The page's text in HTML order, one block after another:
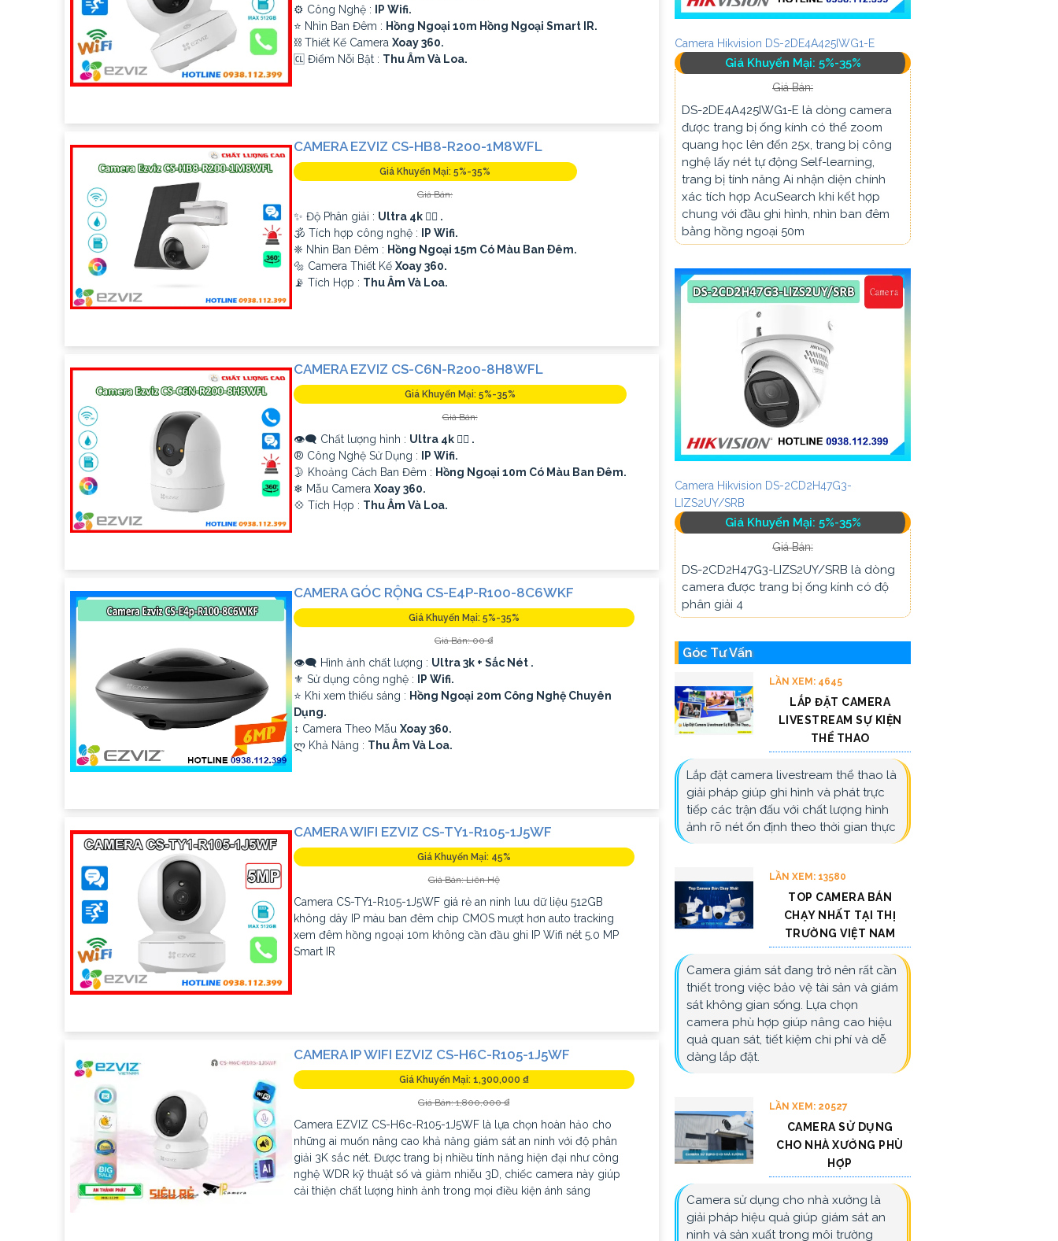
⚙ Công Nghệ :
IP Wifi.
⭐ Nhìn Ban Đêm : Hồng Ngoại 10m Hồng Ngoại Smart IR.
⛓ Thiết Kế Camera Xoay 360.
️🆑 Điểm Nỗi Bật : Thu Âm Và Loa.
CAMERA EZVIZ CS-HB8-R200-1M8WFL
Giá Khuyến Mại: 5%-35%
Giá Bán:
✨ Độ Phân giải : Ultra 4k 👍🏾 .
🕉️ Tích hợp công nghệ :
IP Wifi.
❈ Nhìn Ban Đêm : Hồng Ngoại 15m Có Màu Ban Ðêm.
🔩 Camera Thiết Kế Xoay 360.
️📡 Tích Hợp : Thu Âm Và Loa.
CAMERA EZVIZ CS-C6N-R200-8H8WFL
Giá Khuyến Mại: 5%-35%
Giá Bán:
👁️‍🗨 Chất lượng hình : Ultra 4k 👍🏾 .
®️ Công Nghệ Sử Dụng :
IP Wifi.
🌛 Khoảng Cách Ban Đêm : Hồng Ngoại 10m Có Màu Ban Ðêm.
❄ Mẫu Camera Xoay 360.
️💠 Tích Hợp : Thu Âm Và Loa.
CAMERA GÓC RỘNG CS-E4P-R100-8C6WKF
Giá Khuyến Mại: 5%-35%
Giá Bán: 00 ₫
👁️‍🗨 Hình ảnh chất lượng : Ultra 3k + Sắc Nét .
⚜️ Sử dụng công nghệ : IP Wifi.
⭐ Khi xem thiếu sáng : Hồng Ngoại 20m Công Nghệ Chuyên
Dụng.
↕️ Camera Theo Mẫu Xoay 360.
️ლ Khả Năng : Thu Âm Và Loa.
CAMERA WIFI EZVIZ CS-TY1-R105-1J5WF
Giá Khuyến Mại: 45%
Giá Bán: Liên Hệ
Camera CS-TY1-R105-1J5WF giá rẻ an ninh lưu dữ liệu 512GB
không dây IP màu ban đêm chip CMOS mượt hơn auto tracking
xem đêm hồng ngoại 10m không cần đầu ghi IP Wifi nét 5.0 MP
Smart IR
CAMERA IP WIFI EZVIZ CS-H6C-R105-1J5WF
Giá Khuyến Mại: 1,300,000 ₫
Giá Bán: 1,800,000 ₫
Camera EZVIZ CS-H6c-R105-1J5WF là lựa chọn hoàn hảo cho
những ai muốn nâng cao khả năng giám sát an ninh với độ phân
giải 3K sắc nét. Được trang bị nhiều tính năng hiện đại như công
nghệ WDR kỹ thuật số và giảm nhiễu 3D, chiếc camera này giúp
cải thiện chất lượng hình ảnh trong mọi điều kiện ánh sáng
Camera Hikvision DS-2DE4A425IWG1-E
Giá Khuyến Mại: 5%-35%
Giá Bán:
DS-2DE4A425IWG1-E là dòng camera
được trang bị ống kính có thể zoom
quang học lên đến 25x, trang bị công
nghệ lấy nét tự động Self-learning,
trang bị tính năng Ai nhận diện chính
xác tích hợp AcuSearch khi kết hợp
chung với đầu ghi hình, nhìn ban đêm
bằng hồng ngoại 50m
Camera Hikvision DS-2CD2H47G3-
LIZS2UY/SRB
Giá Khuyến Mại: 5%-35%
Giá Bán:
DS-2CD2H47G3-LIZS2UY/SRB là dòng
camera được trang bị ống kính có độ
phân giải 4
Góc Tư Vấn
LẦN XEM: 4645
LẮP ĐẶT CAMERA
LIVESTREAM SỰ KIỆN
THỂ THAO
Lắp đặt camera livestream thể thao là
giải pháp giúp ghi hình và phát trực
tiếp các trận đấu với chất lượng hình
ảnh rõ nét ổn định theo thời gian thực
LẦN XEM: 13580
TOP CAMERA BÁN
CHẠY NHẤT TẠI THỊ
TRƯỜNG VIỆT NAM
Camera giám sát đang trở nên rất cần
thiết trong việc bảo vệ tài sản và giám
sát không gian sống. Lựa chọn
camera phù hợp giúp nâng cao hiệu
quả quan sát, tiết kiệm chi phí và dễ
dàng lắp đặt.
LẦN XEM: 20527
CAMERA SỬ DỤNG
CHO NHÀ XƯỞNG PHÙ
HỢP
Camera sử dụng cho nhà xưởng là
giải pháp hiệu quả giúp giám sát an
ninh và sản xuất trong môi trường